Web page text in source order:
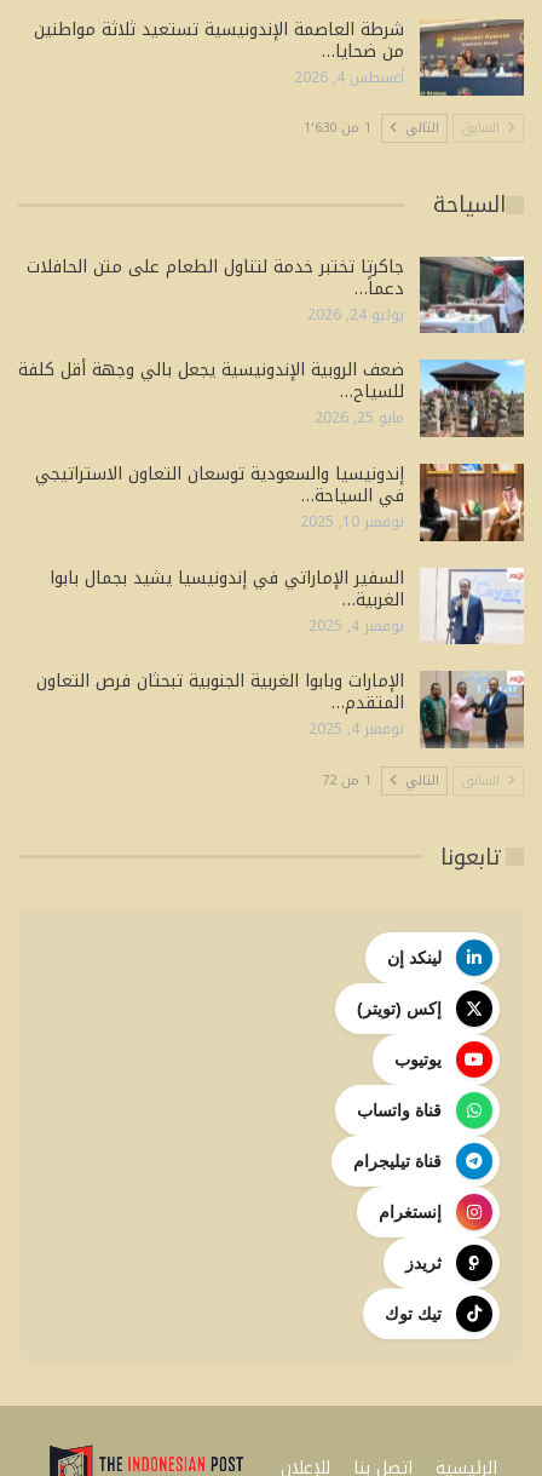
شرطة العاصمة الإندونيسية تستعيد ثلاثة مواطنين
من ضحايا…
أغسطس 4, 2026
السابق التالي 1 من 1٬630
السياحة
جاكرتا تختبر خدمة لتناول الطعام على متن الحافلات
دعماً…
يوليو 24, 2026
ضعف الروبية الإندونيسية يجعل بالي وجهة أقل كلفة
للسياح…
مايو 25, 2026
إندونيسيا والسعودية توسعان التعاون الاستراتيجي
في السياحة…
نوفمبر 10, 2025
السفير الإماراتي في إندونيسيا يشيد بجمال بابوا
الغربية…
نوفمبر 4, 2025
الإمارات وبابوا الغربية الجنوبية تبحثان فرص التعاون
المتقدم…
نوفمبر 4, 2025
السابق التالي 1 من 72
تابعونا
لينكد إن
إكس (تويتر)
يوتيوب
قناة واتساب
قناة تيليجرام
إنستغرام
ثريدز
تيك توك
الرئيسية اتصل بنا للإعلان